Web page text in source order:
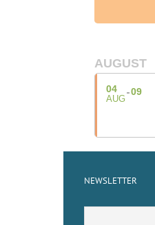
AUGUST
04
AUG
09
NEWSLETTER